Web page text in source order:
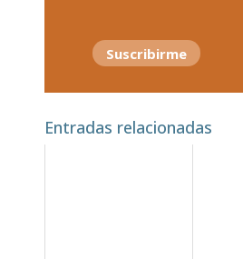
Suscribirme
Entradas relacionadas